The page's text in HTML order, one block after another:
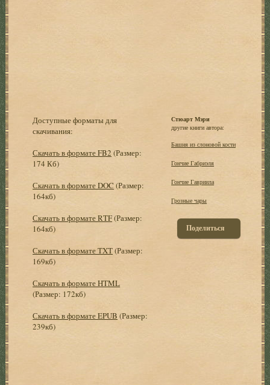
Доступные форматы для
скачивания:
Скачать в формате FB2 (Размер:
174 Кб)
Скачать в формате DOC (Размер:
164кб)
Скачать в формате RTF(Размер:
164кб)
Скачать в формате TXT(Размер:
169кб)
Скачать в формате HTML
(Размер: 172кб)
Скачать в формате EPUB (Размер:
239кб)
Стюарт Мэри
другие книги автора:
Башня из слоновой кости
Гончие Габриэля
Гончие Гавриила
Грозные чары
Поделиться